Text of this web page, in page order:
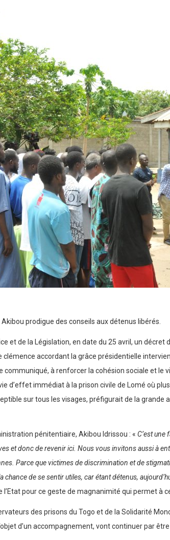
prodigue des conseils aux détenus libérés.
et de la Législation, en date du 25 avril, un
accordant la grâce présidentielle
communiqué, à renforcer la cohésion sociale et
d’effet immédiat à la prison civile de Lomé où
sur tous les visages, préfigurait de la
pénitentiaire, Akibou Idrissou : « C’est une
et donc de revenir ici. Nous vous invitons aussi à
Parce que victimes de discrimination et de
de se sentir utiles, car étant détenus,
pour ce geste de magnanimité qui permet à
des prisons du Togo et de la Solidarité
d’un accompagnement, vont continuer par